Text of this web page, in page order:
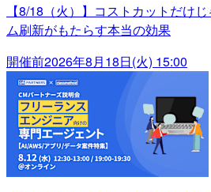
【8/18（火）】コストカットだけ
ム刷新がもたらす本当の効果
開催前2026年8月18日(火) 15:00